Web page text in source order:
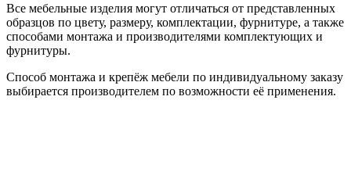
Все мебельные изделия могут отличаться от представленных
образцов по цвету, размеру, комплектации, фурнитуре, а также
способами монтажа и производителями комплектующих и
фурнитуры.
Способ монтажа и крепёж мебели по индивидуальному заказу
выбирается производителем по возможности её применения.